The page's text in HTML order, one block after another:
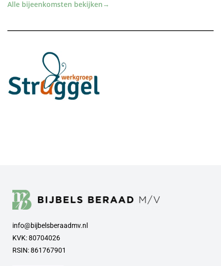
Alle bijeenkomsten bekijken →
info@bijbelsberaadmv.nl
KVK: 80704026
RSIN: 861767901